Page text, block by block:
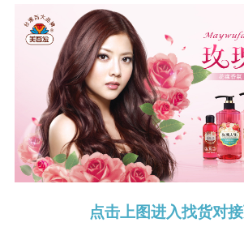
点击上图进入找货对